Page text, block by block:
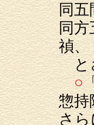
同五
同方
禎、
と
○
惣持
さら